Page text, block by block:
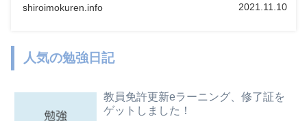
shiroimokuren.info 2021.11.10
人気の勉強日記
教員免許更新eラーニング、修了証を
ゲットしました！